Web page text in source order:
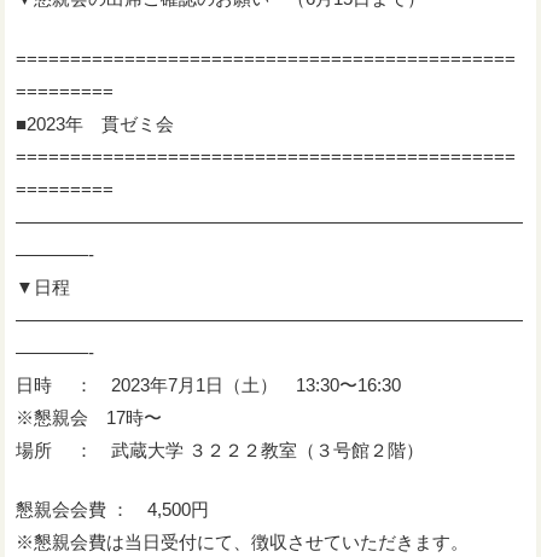
==============================================
=========
■2023年 貫ゼミ会
==============================================
=========
————————————————————————————
————-
▼日程
————————————————————————————
————-
日時 ： 2023年7月1日（土） 13:30〜16:30
※懇親会 17時〜
場所 ： 武蔵大学 ３２２２教室（３号館２階）
懇親会会費 ： 4,500円
※懇親会費は当日受付にて、徴収させていただきます。